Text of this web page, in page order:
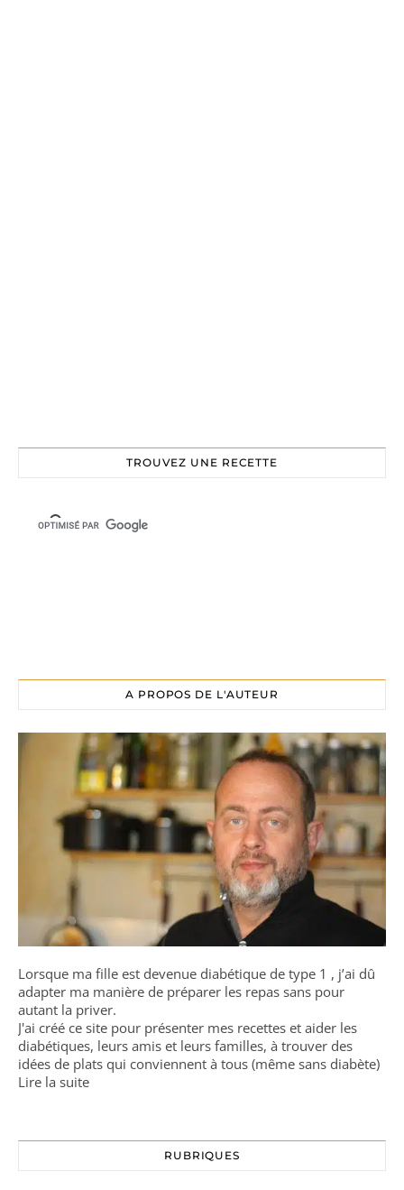
TROUVEZ UNE RECETTE
A PROPOS DE L'AUTEUR
Lorsque ma fille est devenue diabétique de type 1 , j’ai dû
adapter ma manière de préparer les repas sans pour
autant la priver.
J'ai créé ce site pour présenter mes recettes et aider les
diabétiques, leurs amis et leurs familles, à trouver des
idées de plats qui conviennent à tous (même sans diabète)
Lire la suite
RUBRIQUES